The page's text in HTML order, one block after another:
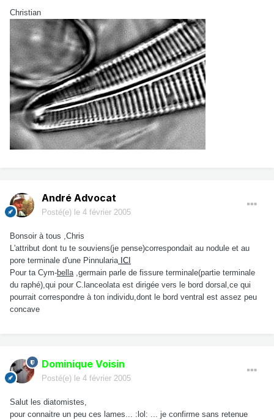
Christian
André Advocat
Posté(e) le 4 février 2005
Bonsoir à tous ,Chris
L'attribut dont tu te souviens(je pense)correspondait au nodule et au
pore terminale d'une PinnulariaICI
Pour ta Cym-bella,germain parle de fissure terminale(partie terminale
du raphé),qui pour C.lanceolata est dirigée vers le bord dorsal,ce qui
pourrait correspondre à ton individu,dont le bord ventral est assez peu
concave
Dominique Voisin
Posté(e) le 4 février 2005
Salut les diatomistes,
pour connaitre un peu ces lames... :lol: ... je confirme sans retenue